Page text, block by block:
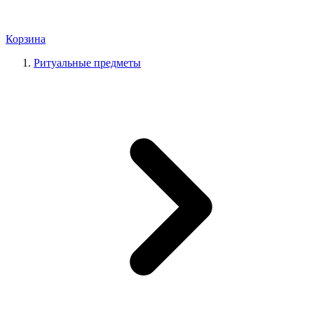
Корзина
Ритуальные предметы